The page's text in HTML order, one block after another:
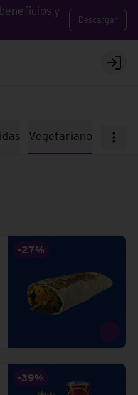
y
Descargar
Login
Vegetariano
-27%
-39%